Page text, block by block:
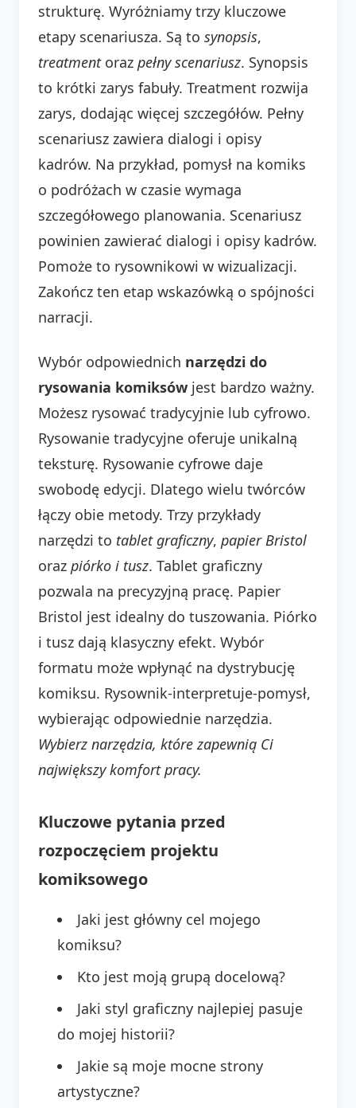
strukturę. Wyróżniamy trzy kluczowe
etapy scenariusza. Są to synopsis,
treatmentoraz pełny scenariusz. Synopsis
to krótki zarys fabuły. Treatment rozwija
zarys, dodając więcej szczegółów. Pełny
scenariusz zawiera dialogi i opisy
kadrów. Na przykład, pomysł na komiks
o podróżach w czasie wymaga
szczegółowego planowania. Scenariusz
powinien zawierać dialogi i opisy kadrów.
Pomoże to rysownikowi w wizualizacji.
Zakończ ten etap wskazówką o spójności
narracji.
Wybór odpowiednich narzędzi do
rysowania komiksów jest bardzo ważny.
Możesz rysować tradycyjnie lub cyfrowo.
Rysowanie tradycyjne oferuje unikalną
teksturę. Rysowanie cyfrowe daje
swobodę edycji. Dlatego wielu twórców
łączy obie metody. Trzy przykłady
narzędzi to tablet graficzny, papier Bristol
oraz piórko i tusz. Tablet graficzny
pozwala na precyzyjną pracę. Papier
Bristol jest idealny do tuszowania. Piórko
i tusz dają klasyczny efekt. Wybór
formatu może wpłynąć na dystrybucję
komiksu. Rysownik-interpretuje-pomysł,
wybierając odpowiednie narzędzia.
Wybierz narzędzia, które zapewnią Ci
największy komfort pracy.
Kluczowe pytania przed
rozpoczęciem projektu
komiksowego
Jaki jest główny cel mojego
komiksu?
Kto jest moją grupą docelową?
Jaki styl graficzny najlepiej pasuje
do mojej historii?
Jakie są moje mocne strony
artystyczne?